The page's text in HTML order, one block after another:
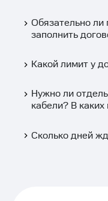
Обязательно
заполнить
Какой лимит у
Нужно ли
кабели? В
Сколько дней